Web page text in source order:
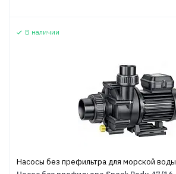
В наличии
Насосы без префильтра для морской воды